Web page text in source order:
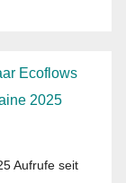
Ecoflows
2025
Aufrufe seit